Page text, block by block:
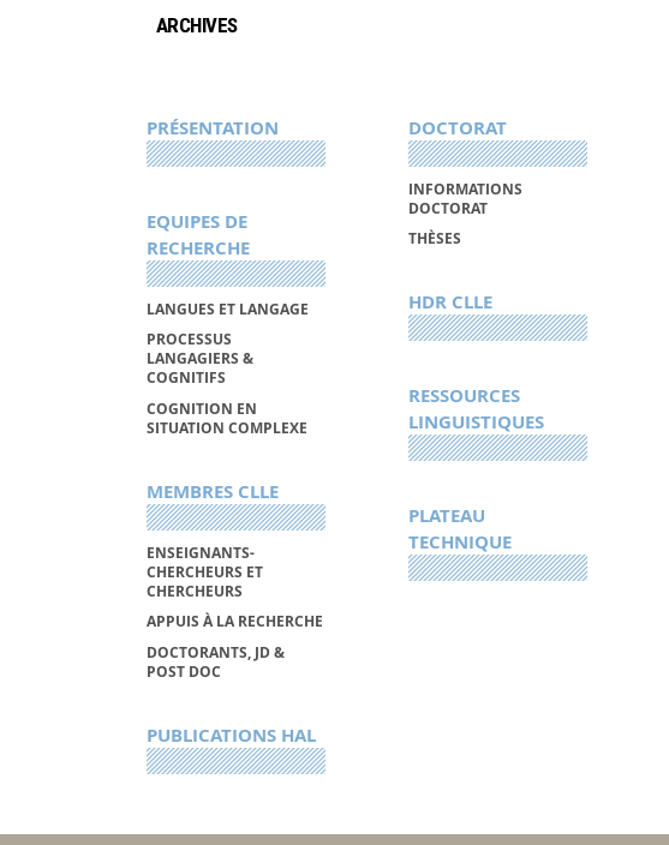
ARCHIVES
PRÉSENTATION
EQUIPES DE
RECHERCHE
LANGUES ET LANGAGE
PROCESSUS
LANGAGIERS &
COGNITIFS
COGNITION EN
SITUATION COMPLEXE
MEMBRES CLLE
ENSEIGNANTS-
CHERCHEURS ET
CHERCHEURS
APPUIS À LA RECHERCHE
DOCTORANTS, JD &
POST DOC
PUBLICATIONS HAL
DOCTORAT
INFORMATIONS
DOCTORAT
THÈSES
HDR CLLE
RESSOURCES
LINGUISTIQUES
PLATEAU
TECHNIQUE